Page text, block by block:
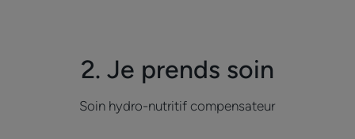
2. Je prends soin
Soin hydro-nutritif compensateur